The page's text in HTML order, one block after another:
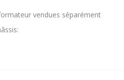
vendues séparément